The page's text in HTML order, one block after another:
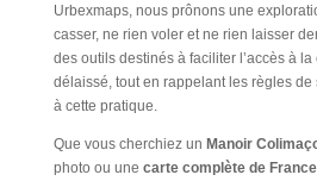
Urbexmaps, nous prônons une
casser, ne rien voler et ne rien laisser
des outils destinés à faciliter l’accès à la
délaissé, tout en rappelant les règles
à cette pratique.
Que vous cherchiez un Manoir
photo ou une carte complète de France